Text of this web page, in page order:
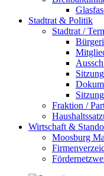
Stadtrat & Politik
Stadtrat /
Fraktion /
Wirtschaft &
Moosburg